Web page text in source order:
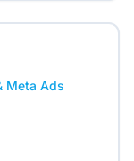
Meta Ads